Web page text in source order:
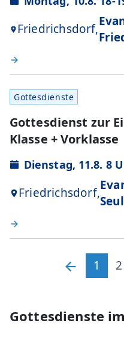
Friedrichsdorf,
Gottesdienste
Gottesdienst zur
Klasse + Vorklasse
Dienstag, 11.8. 8
Friedrichsdorf,
1 2
Gottesdienste